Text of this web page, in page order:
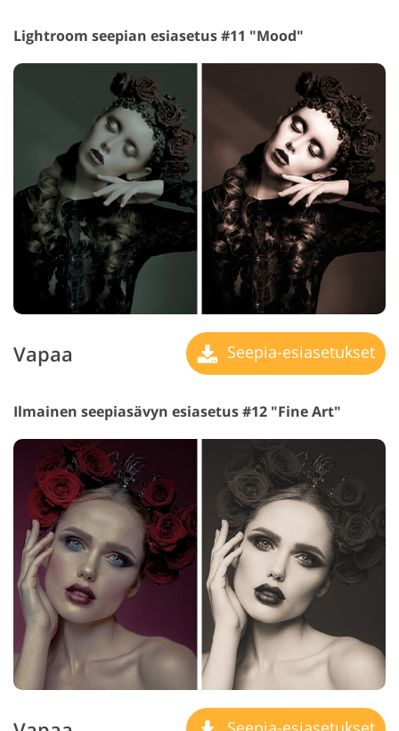
Lightroom seepian esiasetus #11 "Mood"
Vapaa Seepia-esiasetukset
Ilmainen seepiasävyn esiasetus #12 "Fine Art"